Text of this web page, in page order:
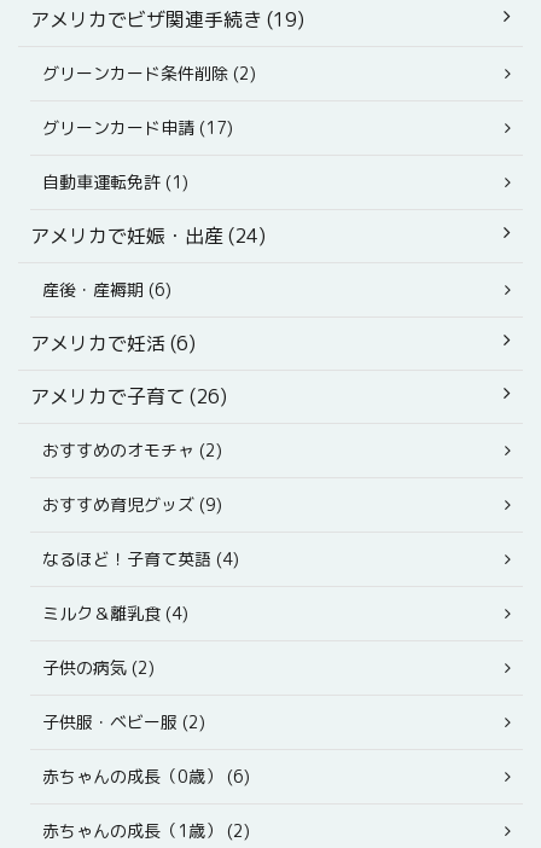
アメリカでビザ関連手続き (19)
グリーンカード条件削除 (2)
グリーンカード申請 (17)
自動車運転免許 (1)
アメリカで妊娠・出産 (24)
産後・産褥期 (6)
アメリカで妊活 (6)
アメリカで子育て (26)
おすすめのオモチャ (2)
おすすめ育児グッズ (9)
なるほど！子育て英語 (4)
ミルク＆離乳食 (4)
子供の病気 (2)
子供服・ベビー服 (2)
赤ちゃんの成長（0歳） (6)
赤ちゃんの成長（1歳） (2)